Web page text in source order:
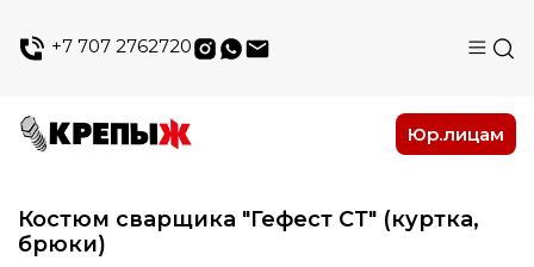
+7 707 2762720
Юр.лицам
Костюм сварщика "Гефест СТ" (куртка,
брюки)